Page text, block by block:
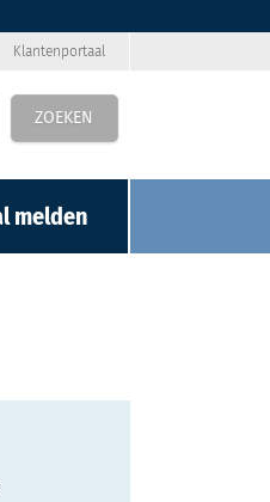
Klantenportaal
ZOEKEN
melden